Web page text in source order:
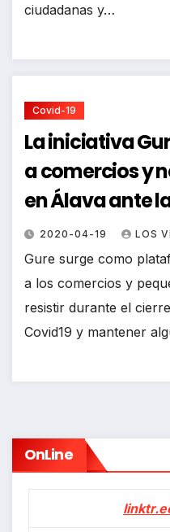
ciudadanas y…
Covid-19
La iniciativa
a comercios y
en Álava ante
2020-04-19 LOS
Gure surge como
a los comercios y
resistir durante el
Covid19 y mantener
OnLine